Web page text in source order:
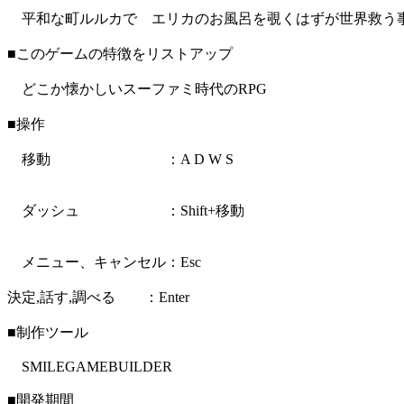
平和な町ルルカで エリカのお風呂を覗くはずが世界救
■このゲームの特徴をリストアップ
どこか懐かしいスーファミ時代のRPG
■操作
移動 ：A D W S
ダッシュ ：Shift+移動
メニュー、キャンセル：Esc
決定,話す,調べる ：Enter
■制作ツール
SMILEGAMEBUILDER
■開発期間